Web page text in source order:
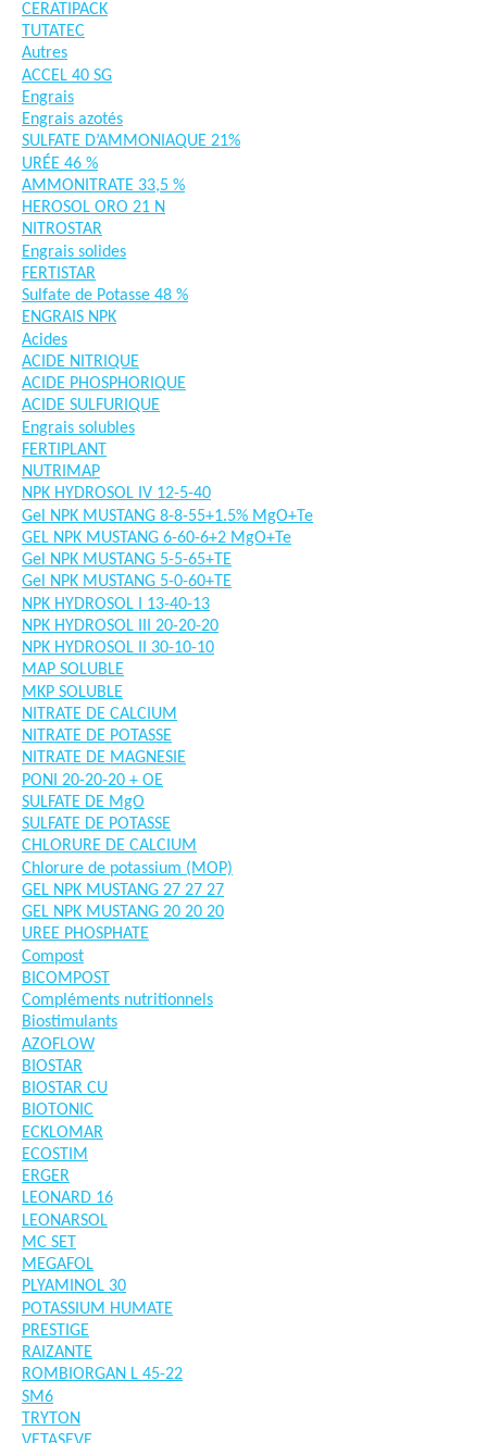
CERATIPACK
TUTATEC
Autres
ACCEL 40 SG
Engrais
Engrais azotés
SULFATE D’AMMONIAQUE 21%
URÉE 46 %
AMMONITRATE 33,5 %
HEROSOL ORO 21 N
NITROSTAR
Engrais solides
FERTISTAR
Sulfate de Potasse 48 %
ENGRAIS NPK
Acides
ACIDE NITRIQUE
ACIDE PHOSPHORIQUE
ACIDE SULFURIQUE
Engrais solubles
FERTIPLANT
NUTRIMAP
NPK HYDROSOL IV 12-5-40
Gel NPK MUSTANG 8-8-55+1.5% MgO+Te
GEL NPK MUSTANG 6-60-6+2 MgO+Te
Gel NPK MUSTANG 5-5-65+TE
Gel NPK MUSTANG 5-0-60+TE
NPK HYDROSOL I 13-40-13
NPK HYDROSOL III 20-20-20
NPK HYDROSOL II 30-10-10
MAP SOLUBLE
MKP SOLUBLE
NITRATE DE CALCIUM
NITRATE DE POTASSE
NITRATE DE MAGNESIE
PONI 20-20-20 + OE
SULFATE DE MgO
SULFATE DE POTASSE
CHLORURE DE CALCIUM
Chlorure de potassium (MOP)
GEL NPK MUSTANG 27 27 27
GEL NPK MUSTANG 20 20 20
UREE PHOSPHATE
Compost
BICOMPOST
Compléments nutritionnels
Biostimulants
AZOFLOW
BIOSTAR
BIOSTAR CU
BIOTONIC
ECKLOMAR
ECOSTIM
ERGER
LEONARD 16
LEONARSOL
MC SET
MEGAFOL
PLYAMINOL 30
POTASSIUM HUMATE
PRESTIGE
RAIZANTE
ROMBIORGAN L 45-22
SM6
TRYTON